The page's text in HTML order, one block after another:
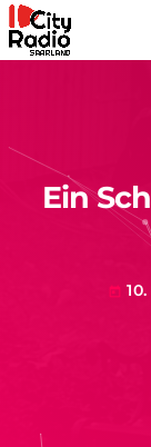
Ein
today